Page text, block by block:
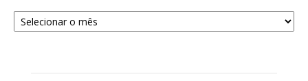
Arquivos
para